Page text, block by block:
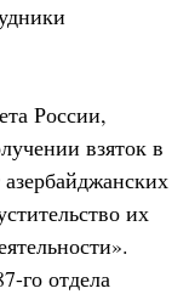
России,
взяток в
их
го отдела